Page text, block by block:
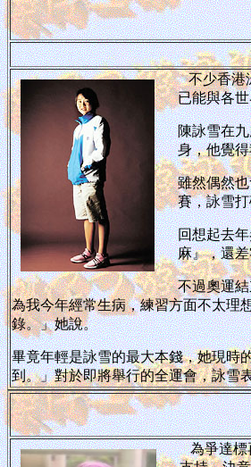
不少香港
已能與各
陳詠雪在
身，他覺
雖然偶然
賽，詠雪
回想起去
麻』，還
不過奧運
為我今年經常生病，練習方面不太理
錄。」她說。
畢竟年輕是詠雪的最大本錢，她現時
到。」對於即將舉行的全運會，詠雪
為爭達標